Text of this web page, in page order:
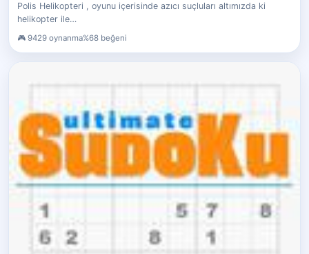
Polis Helikopteri , oyunu içerisinde azıcı suçluları altımızda ki
helikopter ile…
9429 oynanma%68 beğeni